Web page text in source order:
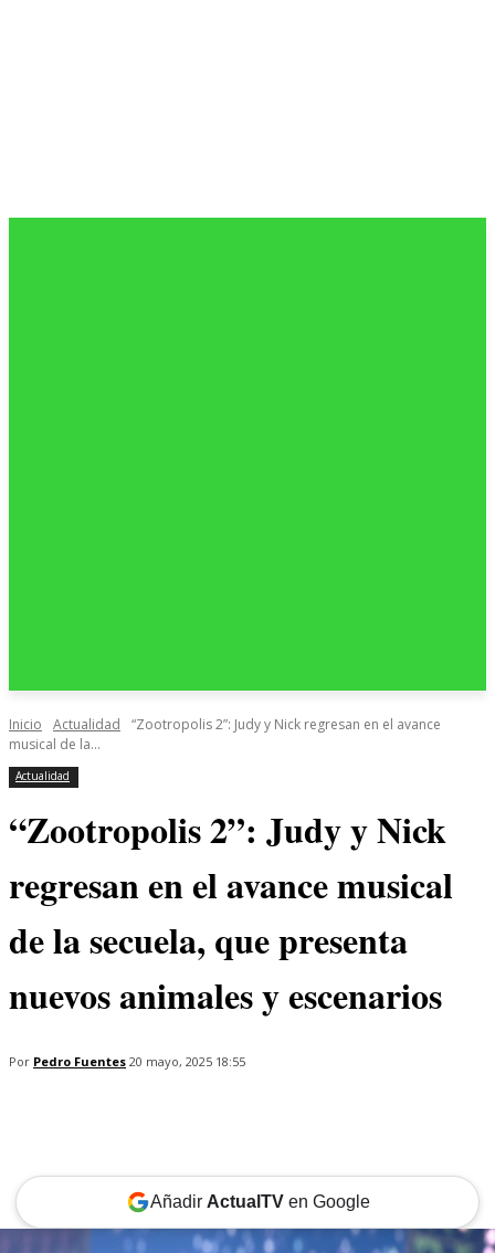
Inicio Actualidad
“Zootropolis 2”: Judy y Nick regresan en el avance
musical de la...
Actualidad
“Zootropolis 2”: Judy y Nick
regresan en el avance musical
de la secuela, que presenta
nuevos animales y escenarios
Por Pedro Fuentes 20 mayo, 2025 18:55
Añadir ActualTVen Google